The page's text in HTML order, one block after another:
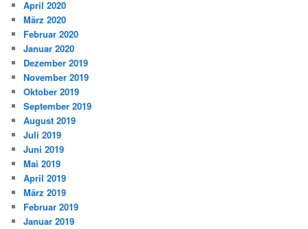
April 2020
März 2020
Februar 2020
Januar 2020
Dezember 2019
November 2019
Oktober 2019
September 2019
August 2019
Juli 2019
Juni 2019
Mai 2019
April 2019
März 2019
Februar 2019
Januar 2019